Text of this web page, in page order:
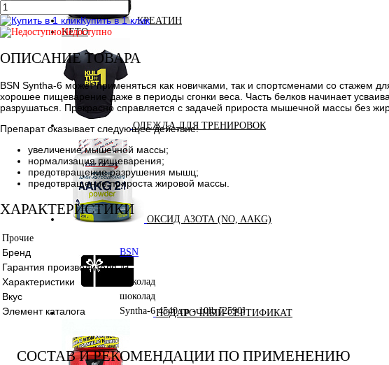
КРЕАТИН
KETO
ОДЕЖДА ДЛЯ ТРЕНИРОВОК
ОКСИД АЗОТА (NO, AAKG)
ПОДАРОЧНЫЙ СЕРТИФИКАТ
Купить в 1 клик
Недоступно
ОПИСАНИЕ ТОВАРА
BSN Syntha-6 может применяться как новичками, так и спортсменами со стажем
хорошее пищеварение даже в периоды сгонки веса. Часть белков начинает
разрушаться. Прекрасно справляется с задачей прироста мышечной массы без
Препарат оказывает следующее действие:
увеличение мышечной массы;
нормализация пищеварения;
предотвращение разрушения мышц;
предотвращение прироста жировой массы.
ХАРАКТЕРИСТИКИ
Прочие
Бренд BSN
Гарантия производителя да
Характеристики шоколад
Вкус шоколад
Элемент каталога Syntha-6 4540 гр - 10lb [2590]
СОСТАВ И РЕКОМЕНДАЦИИ ПО ПРИМЕНЕНИЮ